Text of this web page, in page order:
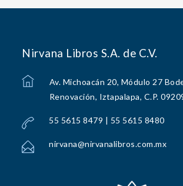
Nirvana Libros S.A. de C.V.
Av. Michoacán 20, Módulo 27
Renovación, Iztapalapa, C.P.
55 5615 8479 | 55 5615 8480
nirvana@nirvanalibros.com.mx